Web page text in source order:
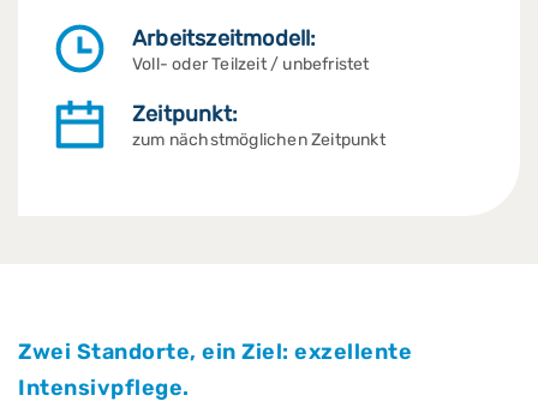
Arbeitszeitmodell:
Voll- oder Teilzeit / unbefristet
Zeitpunkt:
zum nächstmöglichen Zeitpunkt
Zwei Standorte, ein Ziel: exzellente
Intensivpflege.